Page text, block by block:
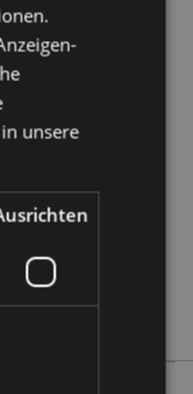
0.1cm
unsere